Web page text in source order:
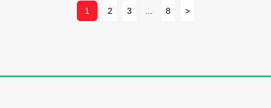
1 2 3 8 >